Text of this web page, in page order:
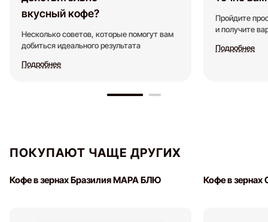
вкусный кофе?
Несколько советов, которые помогут вам
добиться идеального результата
Подробнее
Пройдите
и получите
Подробнее
ПОКУПАЮТ ЧАЩЕ ДРУГИХ
Кофе в зернах Бразилия МАРА БЛЮ Кофе в зернах